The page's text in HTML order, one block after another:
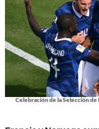
Celebración de la Selección